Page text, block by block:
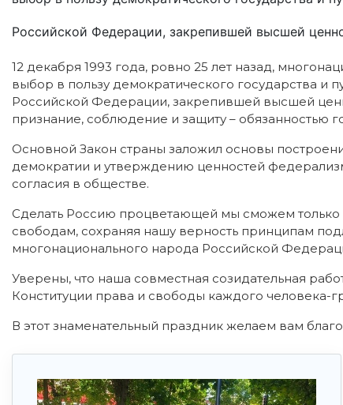
Российской Федерации, закрепившей высшей
12 декабря 1993 года, ровно 25 лет назад,
выбор в пользу демократического государства и
Российской Федерации, закрепившей высшей
признание, соблюдение и защиту – обязанностью
Основной Закон страны заложил основы
демократии и утверждению ценностей
согласия в обществе.
Сделать Россию процветающей мы сможем
свободам, сохраняя нашу верность принципам
многонационального народа Российской
Уверены, что наша совместная созидательная
Конституции права и свободы каждого
В этот знаменательный праздник желаем вам